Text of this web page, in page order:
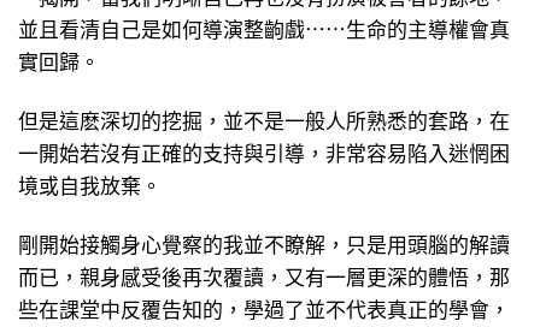
並且看清自己是如何導演整齣戲⋯⋯生命的主導權會真
實回歸。
但是這麽深切的挖掘，並不是一般人所熟悉的套路，在
一開始若沒有正確的支持與引導，非常容易陷入迷惘困
境或自我放棄。
剛開始接觸身心覺察的我並不瞭解，只是用頭腦的解讀
而已，親身感受後再次覆讀，又有一層更深的體悟，那
些在課堂中反覆告知的，學過了並不代表真正的學會，